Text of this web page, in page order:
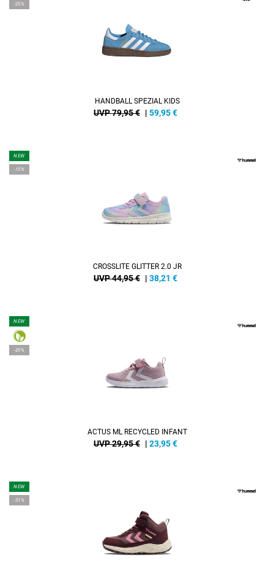
-25%
HANDBALL SPEZIAL KIDS
UVP 79,95 € | 59,95€
NEW
-15%
CROSSLITE GLITTER 2.0 JR
UVP 44,95 € | 38,21 €
NEW
-20%
ACTUS ML RECYCLED INFANT
UVP 29,95 € | 23,95€
NEW
-31%